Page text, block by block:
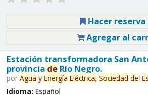
Hacer reserva
Agregar al
Estación transformadora San
provincia deRío Negro.
por Agua y Energía Eléctrica, Sociedad del
Idioma: Español